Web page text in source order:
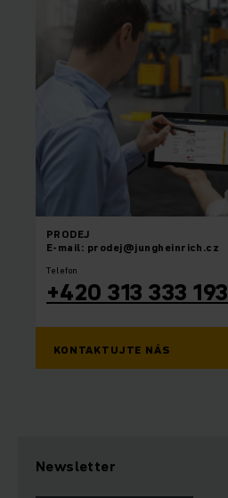
PRODEJ
E-mail: prodej@jungheinrich.cz
Telefon
+420 313 333 193
KONTAKTUJTE NÁS
Newsletter